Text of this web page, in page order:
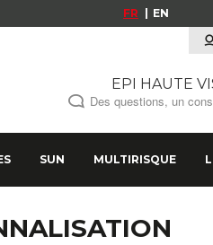
FR EN
EPI HAUTE
Des questions, un
SUN MULTIRISQUE